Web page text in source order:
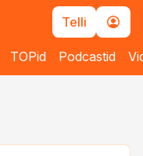
Telli
TOPid Podcastid